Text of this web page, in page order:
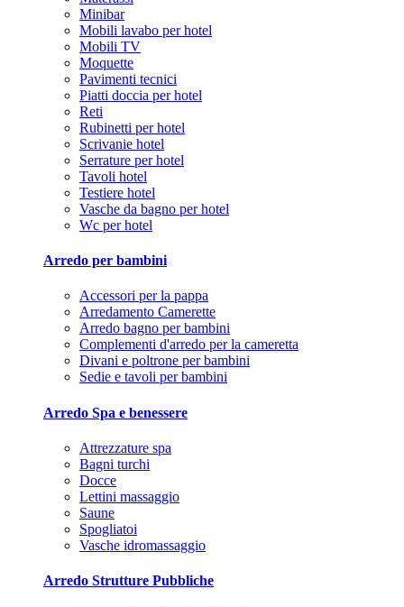
Minibar
Mobili lavabo per hotel
Mobili TV
Moquette
Pavimenti tecnici
Piatti doccia per hotel
Reti
Rubinetti per hotel
Scrivanie hotel
Serrature per hotel
Tavoli hotel
Testiere hotel
Vasche da bagno per hotel
Wc per hotel
Arredo per bambini
Accessori per la pappa
Arredamento Camerette
Arredo bagno per bambini
Complementi d'arredo per la cameretta
Divani e poltrone per bambini
Sedie e tavoli per bambini
Arredo Spa e benessere
Attrezzature spa
Bagni turchi
Docce
Lettini massaggio
Saune
Spogliatoi
Vasche idromassaggio
Arredo Strutture Pubbliche